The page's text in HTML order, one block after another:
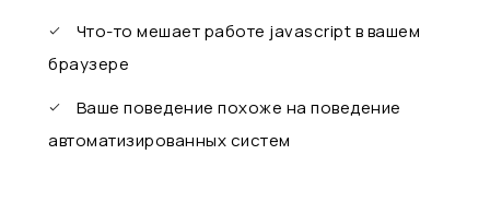
Что-то мешает работе javascript в вашем
браузере
Ваше поведение похоже на поведение
автоматизированных систем